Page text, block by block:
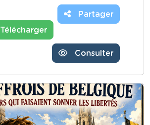
Télécharger
Partager
Consulter